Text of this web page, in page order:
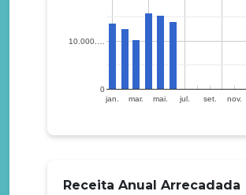
jan. mar. mai. jul. set. nov.
0
10.000.…
Receita Anual Arrecadada